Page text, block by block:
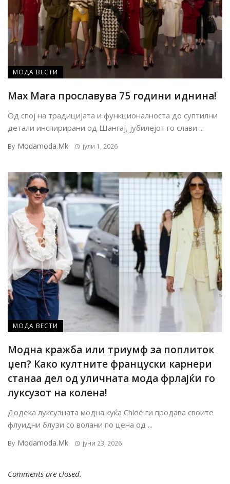
МОДА ВЕСТИ
Max Mara прославува 75 години иднина!
Од спој на традицијата и функционалноста до суптилни
детали инспирирани од Шангај, јубилејот го слави ...
By Modamoda.mk јули 1, 2026
МОДА ВЕСТИ
Модна кражба или триумф за поплиток
џеп? Како култните француски карнери
станаа дел од уличната мода фрлајќи го
луксузот на колена!
Додека луксузната модна куќа Chloé ги продава своите
флуидни блузи со волани по цена од ...
By Modamoda.mk јуни 23, 2026
Comments are closed.